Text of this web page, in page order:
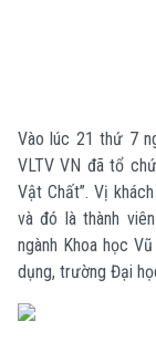
Vào lúc 21 thứ 7
VLTV VN đã tổ
Vật Chất”. Vị
và đó là thành
ngành Khoa học
dụng, trường Đại